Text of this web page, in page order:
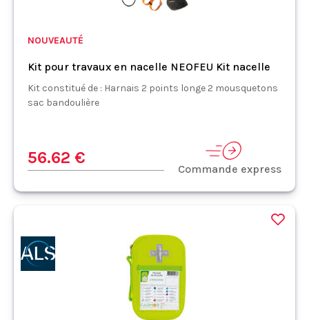
NOUVEAUTÉ
Kit pour travaux en nacelle NEOFEU Kit nacelle
Kit constitué de : Harnais 2 points longe 2 mousquetons
sac bandoulière
56.62 €
Commande express